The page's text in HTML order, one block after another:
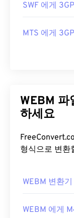
SWF 에게 3GP
MTS 에게 3GP
WEBM
하세요
FreeConvert.com WEBM 파일을 다음과
형식으로 변환
WEBM 변환기
WEBM 에게